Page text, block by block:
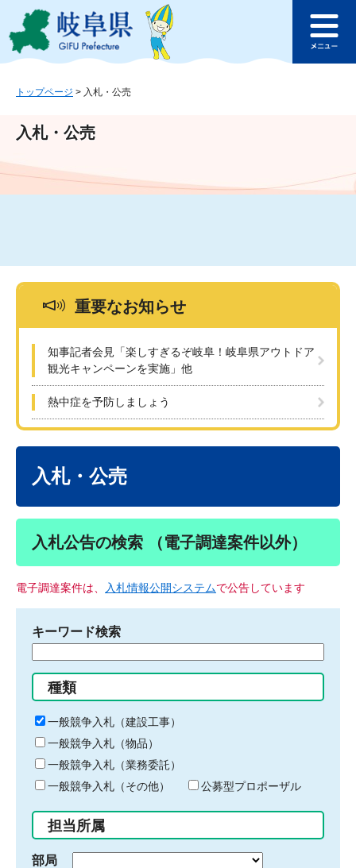
ジ
ュ
文
このページの本文へ
ュ
トップページ > 入札・公売
入札・公売
重要なお知らせ
知事記者会見「楽しすぎるぞ岐阜！岐阜県アウトドア
観光キャンペーンを実施」他
熱中症を予防しましょう
入札・公売
入札公告の検索 （電子調達案件以外）
電子調達案件は、 入札情報公開システムで公告しています
キーワード検索
る
キ
ー
ワ
ー
ド
入
力
種類
一般競争入札（建設工事）
一般競争入札（物品）
一般競争入札（業務委託）
一般競争入札（その他）
公募型プロポーザル
担当所属
部局